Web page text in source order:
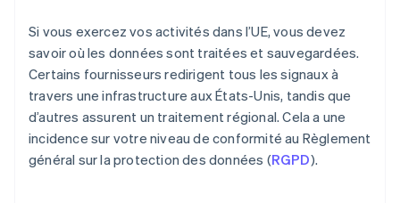
Si vous exercez vos activités dans l’UE, vous devez
savoir où les données sont traitées et sauvegardées.
Certains fournisseurs redirigent tous les signaux à
travers une infrastructure aux États-Unis, tandis que
d’autres assurent un traitement régional. Cela a une
incidence sur votre niveau de conformité au Règlement
général sur la protection des données (RGPD).